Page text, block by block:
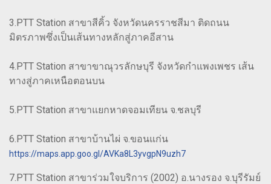
3.PTT Station สาขาสีคิ้ว จังหวัดนครราชสีมา ติดถนน
มิตรภาพซึ่งเป็นเส้นทางหลักสู่ภาคอีสาน
4.PTT Station สาขาขาณุวรลักษบุรี จังหวัดกำแพงเพชร เส้น
ทางสู่ภาคเหนือตอนบน
5.PTT Station สาขาแยกหาดจอมเทียน จ.ชลบุรี
6.PTT Station สาขาบ้านไผ่ จ.ขอนแก่น
https://maps.app.goo.gl/AVKa8L3yvgpN9uzh7
7.PTT Station สาขาร่วมใจบริการ (2002) อ.นางรอง จ.บุรีรัมย์